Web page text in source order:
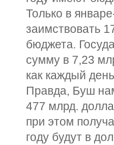
Только в
заимствовать
бюджета.
сумму в 7,23
как каждый
Правда, Буш
477 млрд.
при этом
году будут в